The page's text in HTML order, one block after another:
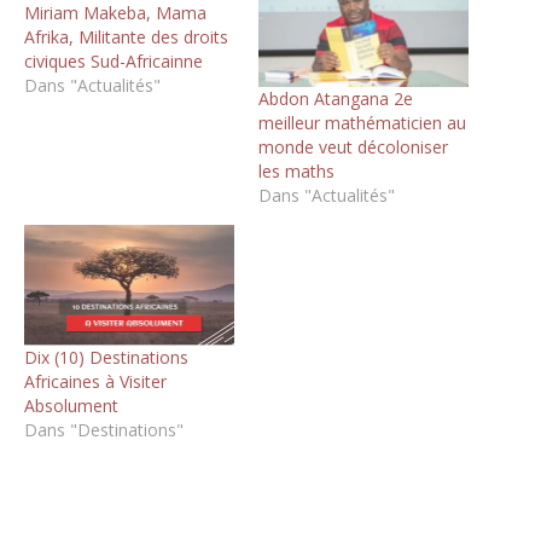
Miriam Makeba, Mama
Afrika, Militante des droits
civiques Sud-Africainne
Dans "Actualités"
Abdon Atangana 2e
meilleur mathématicien au
monde veut décoloniser
les maths
Dans "Actualités"
Dix (10) Destinations
Africaines à Visiter
Absolument
Dans "Destinations"